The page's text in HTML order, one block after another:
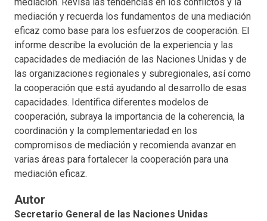
mediación y recuerda los fundamentos de una mediación
eficaz como base para los esfuerzos de cooperación. El
informe describe la evolución de la experiencia y las
capacidades de mediación de las Naciones Unidas y de
las organizaciones regionales y subregionales, así como
la cooperación que está ayudando al desarrollo de esas
capacidades. Identifica diferentes modelos de
cooperación, subraya la importancia de la coherencia, la
coordinación y la complementariedad en los
compromisos de mediación y recomienda avanzar en
varias áreas para fortalecer la cooperación para una
mediación eficaz.
Autor
Secretario General de las Naciones Unidas